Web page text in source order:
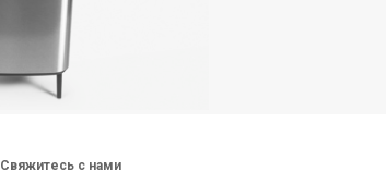
Свяжитесь с нами